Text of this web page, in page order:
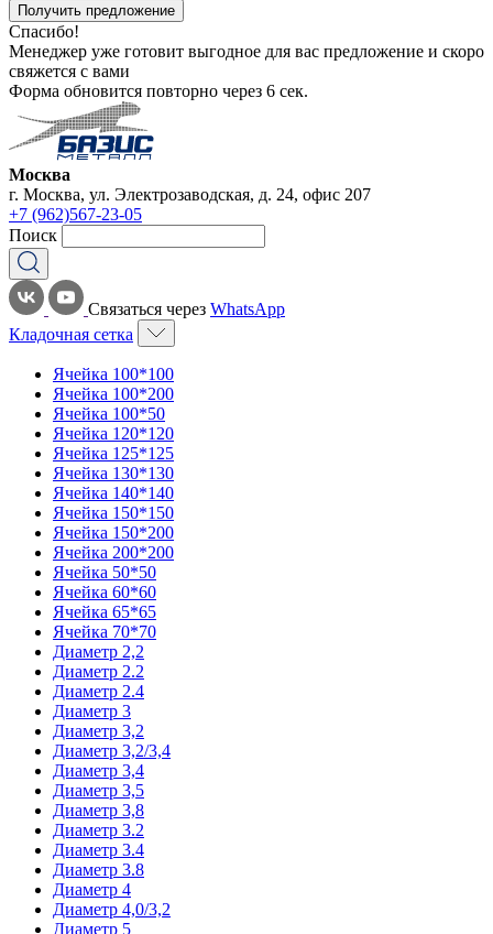
Получить предложение
Спасибо!
Менеджер уже готовит выгодное для вас предложение и скоро
свяжется с вами
Форма обновится повторно через 6 сек.
Москва
г. Москва, ул. Электрозаводская, д. 24, офис 207
+7 (962)567-23-05
Поиск
Связаться через WhatsApp
Кладочная сетка
Ячейка 100*100
Ячейка 100*200
Ячейка 100*50
Ячейка 120*120
Ячейка 125*125
Ячейка 130*130
Ячейка 140*140
Ячейка 150*150
Ячейка 150*200
Ячейка 200*200
Ячейка 50*50
Ячейка 60*60
Ячейка 65*65
Ячейка 70*70
Диаметр 2,2
Диаметр 2.2
Диаметр 2.4
Диаметр 3
Диаметр 3,2
Диаметр 3,2/3,4
Диаметр 3,4
Диаметр 3,5
Диаметр 3,8
Диаметр 3.2
Диаметр 3.4
Диаметр 3.8
Диаметр 4
Диаметр 4,0/3,2
Диаметр 5